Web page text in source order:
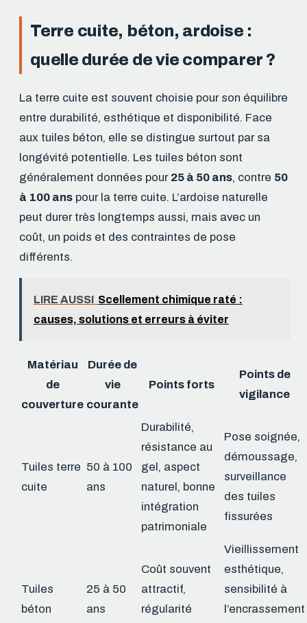
Terre cuite, béton, ardoise :
quelle durée de vie comparer ?
La terre cuite est souvent choisie pour son équilibre
entre durabilité, esthétique et disponibilité. Face
aux tuiles béton, elle se distingue surtout par sa
longévité potentielle. Les tuiles béton sont
généralement données pour 25 à 50 ans, contre 50
à 100 ans pour la terre cuite. L’ardoise naturelle
peut durer très longtemps aussi, mais avec un
coût, un poids et des contraintes de pose
différents.
LIRE AUSSI Scellement chimique raté :
causes, solutions et erreurs à éviter
Matériau
de
couverture
Durée de
vie
courante
Points forts
Points de
vigilance
Tuiles terre
cuite
50 à 100
ans
Durabilité,
résistance au
gel, aspect
naturel, bonne
intégration
patrimoniale
Pose soignée,
démoussage,
surveillance
des tuiles
fissurées
Tuiles
béton
25 à 50
ans
Coût souvent
attractif,
régularité
Vieillissement
esthétique,
sensibilité à
l’encrassement